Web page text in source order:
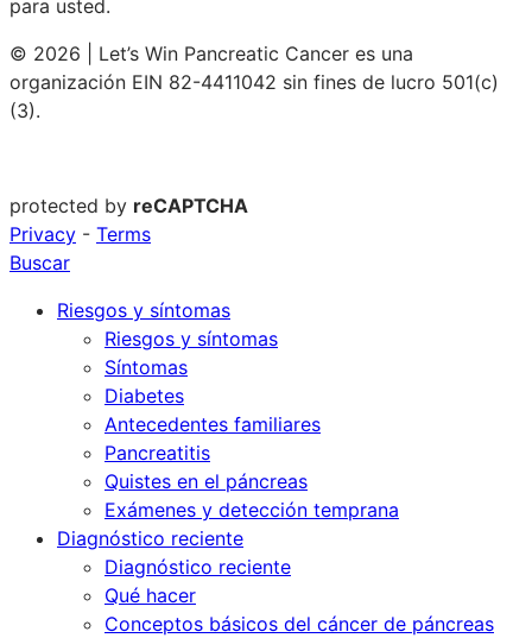
para usted.
© 2026 | Let’s Win Pancreatic Cancer es una
organización EIN 82-4411042 sin fines de lucro 501(c)
(3).
protected by reCAPTCHA
Privacy - Terms
Buscar
Riesgos y síntomas
Riesgos y síntomas
Síntomas
Diabetes
Antecedentes familiares
Pancreatitis
Quistes en el páncreas
Exámenes y detección temprana
Diagnóstico reciente
Diagnóstico reciente
Qué hacer
Conceptos básicos del cáncer de páncreas